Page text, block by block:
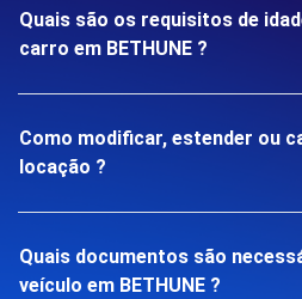
Quais são os requisitos de
carro em BETHUNE ?
Como modificar, estender ou
locação ?
Quais documentos são
veículo em BETHUNE ?